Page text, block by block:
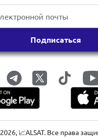
Подписаться
2026, 📈ALSAT. Все права